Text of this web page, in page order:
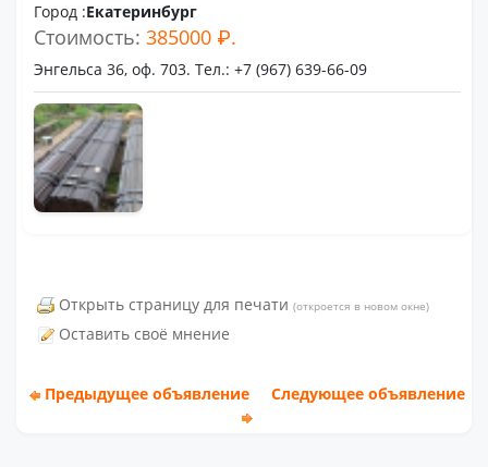
Город :Екатеринбург
Стоимость:385000 ₽.
Энгельса 36, оф. 703. Тел.: +7 (967) 639-66-09
Открыть страницу для печати (откроется в новом окне)
Оставить своё мнение
Предыдущее объявление Следующее объявление